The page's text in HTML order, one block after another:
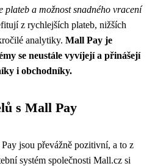
plateb a možnost snadného vracení
z rychlejších plateb, nižších
analytiky. Mall Pay je
se neustále vyvíjejí a přinášejí
i obchodníky.
s Mall Pay
jsou převážně pozitivní, a to z
systém společnosti Mall.cz si